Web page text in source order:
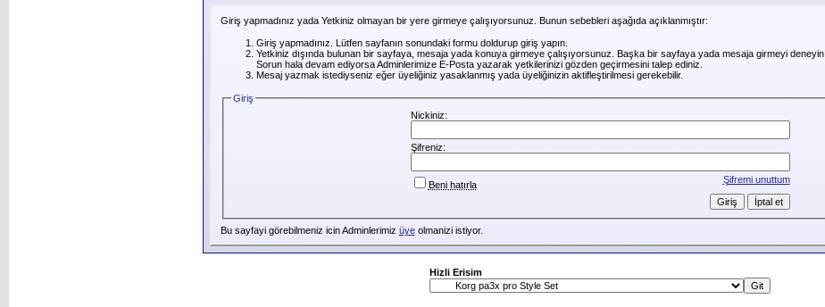
Giriş yapmadınız yada Yetkiniz olmayan bir yere girmeye çalışıyorsunuz. Bunun sebebleri aşağıda açıklanmıştır:
Giriş yapmadınız. Lütfen sayfanın sonundaki formu doldurup giriş yapın.
Yetkiniz dışında bulunan bir sayfaya, mesaja yada konuya girmeye çalışıyorsunuz. Başka bir sayfaya yada mesaja girmeyi deneyin.
Sorun hala devam ediyorsa Adminlerimize E-Posta yazarak yetkilerinizi gözden geçirmesini talep ediniz.
Mesaj yazmak istediyseniz eğer üyeliğiniz yasaklanmış yada üyeliğinizin aktifleştirilmesi gerekebilir.
Giriş
Nickiniz:
Şifreniz:
Şifremi unuttum
Beni hatırla
Bu sayfayi görebilmeniz icin Adminlerimiz üyeolmanizi istiyor.
Hizli Erisim